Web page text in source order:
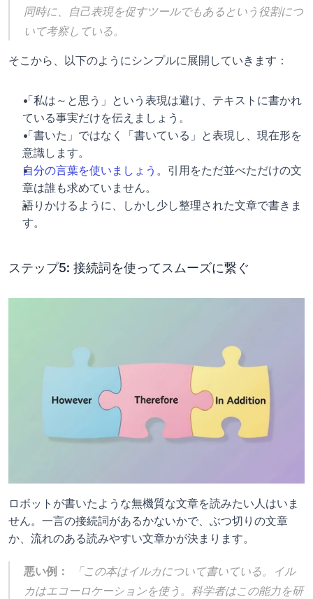
同時に、自己表現を促すツールでもあるという役割につ
いて考察している。
そこから、以下のようにシンプルに展開していきます：
「私は～と思う」という表現は避け、テキストに書かれ
ている事実だけを伝えましょう。
「書いた」ではなく「書いている」と表現し、現在形を
意識します。
自分の言葉を使いましょう 。引用をただ並べただけの文
章は誰も求めていません。
語りかけるように、しかし少し整理された文章で書きま
す。
ステップ5: 接続詞を使ってスムーズに繋ぐ
ロボットが書いたような無機質な文章を読みたい人はいま
せん。一言の接続詞があるかないかで、ぶつ切りの文章
か、流れのある読みやすい文章かが決まります。
悪い例：
「この本はイルカについて書いている。イル
カはエコーロケーションを使う。科学者はこの能力を研